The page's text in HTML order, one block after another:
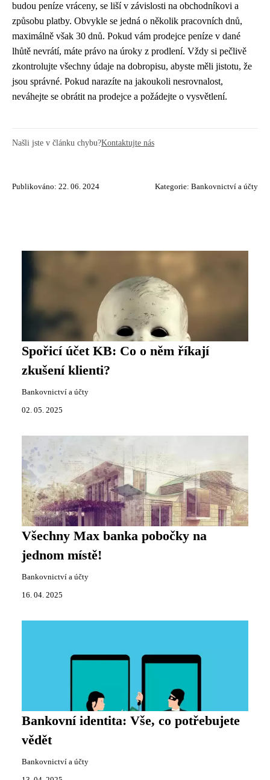
budou peníze vráceny, se liší v závislosti na obchodníkovi a
způsobu platby. Obvykle se jedná o několik pracovních dnů,
maximálně však 30 dnů. Pokud vám prodejce peníze v dané
lhůtě nevrátí, máte právo na úroky z prodlení. Vždy si pečlivě
zkontrolujte všechny údaje na dobropisu, abyste měli jistotu, že
jsou správné. Pokud narazíte na jakoukoli nesrovnalost,
neváhejte se obrátit na prodejce a požádejte o vysvětlení.
Našli jste v článku chybu?Kontaktujte nás
Publikováno: 22. 06. 2024 Kategorie: Bankovnictví a účty
Spořicí účet KB: Co o něm říkají
zkušení klienti?
Bankovnictví a účty
02. 05. 2025
Všechny Max banka pobočky na
jednom místě!
Bankovnictví a účty
16. 04. 2025
Bankovní identita: Vše, co potřebujete
vědět
Bankovnictví a účty